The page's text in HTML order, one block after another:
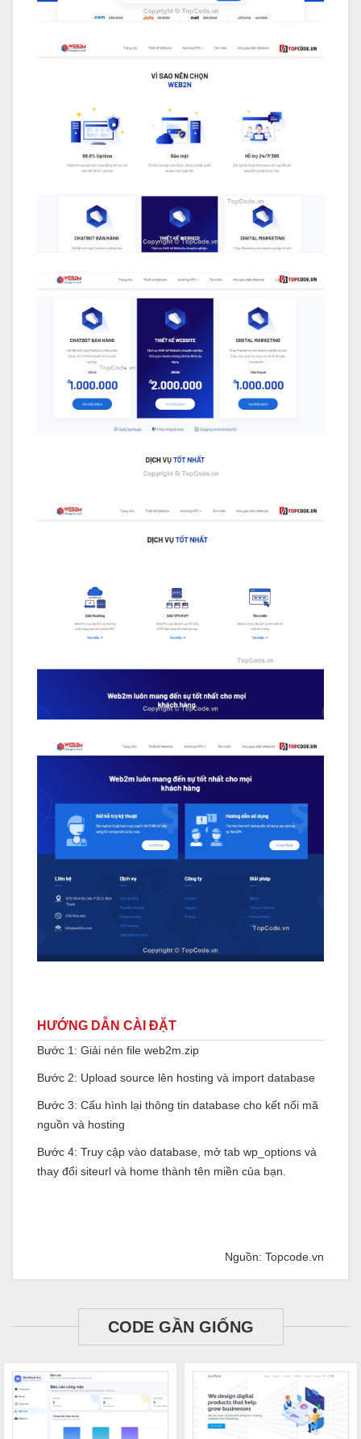
HƯỚNG DẪN CÀI ĐẶT
Bước 1: Giải nén file web2m.zip
Bước 2: Upload source lên hosting và import database
Bước 3: Cấu hình lại thông tin database cho kết nối mã
nguồn và hosting
Bước 4: Truy cập vào database, mở tab wp_options và
thay đổi siteurl và home thành tên miền của bạn.
Nguồn: Topcode.vn
CODE GẦN GIỐNG